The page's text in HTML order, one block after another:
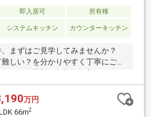
即入居可
所有権
システムキッチン カウンターキッチン
まずはご見学してみませんか？
しい？を分かりやすく丁寧にご説
まいの購入・売却・住宅ローン、
問い合わせ：092-404-1526♪
万円
66m2